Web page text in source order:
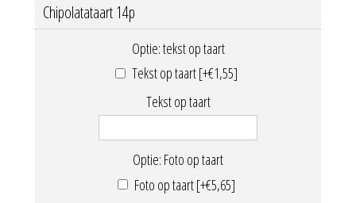
Chipolatataart 14p
Optie: tekst op taart
Tekst op taart [+€1,55]
Tekst op taart
Optie: Foto op taart
Foto op taart [+€5,65]